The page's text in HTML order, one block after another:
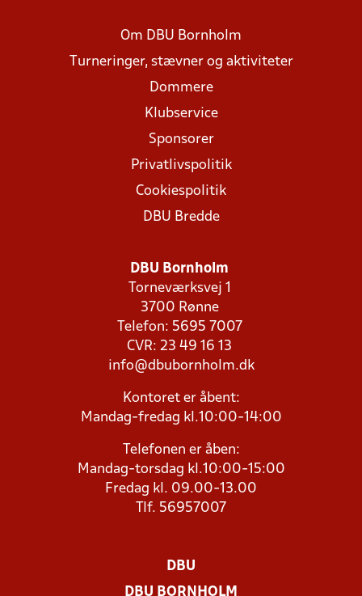
Om DBU Bornholm
Turneringer, stævner og aktiviteter
Dommere
Klubservice
Sponsorer
Privatlivspolitik
Cookiespolitik
DBU Bredde
DBU Bornholm
Torneværksvej 1
3700 Rønne
Telefon: 5695 7007
CVR: 23 49 16 13
info@dbubornholm.dk
Kontoret er åbent:
Mandag-fredag kl.10:00-14:00
Telefonen er åben:
Mandag-torsdag kl.10:00-15:00
Fredag kl. 09.00-13.00
Tlf. 56957007
DBU
DBU BORNHOLM